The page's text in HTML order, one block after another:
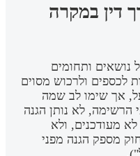
דין במקרה
ותחומים
לכספים ולרכוש מסוים
אך שימו לב שמה
הרשימה, לא נותן הגנה
מעודכנים, ולא
מספק הגנה מפני